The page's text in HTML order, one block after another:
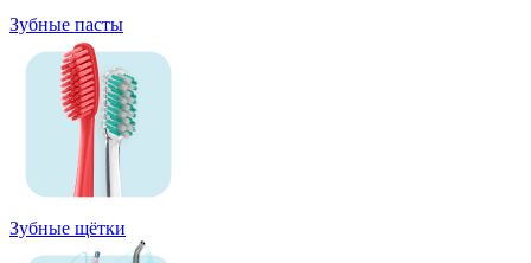
Зубные пасты
Зубные щётки